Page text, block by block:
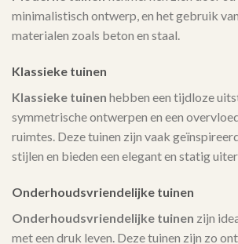
minimalistisch ontwerp, en het gebruik
materialen zoals beton en staal.
Klassieke tuinen
Klassieke tuinen hebben een tijdloze
symmetrische ontwerpen en een
ruimtes. Deze tuinen zijn vaak
stijlen en bieden een elegant en statig
Onderhoudsvriendelijke tuinen
Onderhoudsvriendelijke tuinen zijn
met een druk leven. Deze tuinen zijn zo